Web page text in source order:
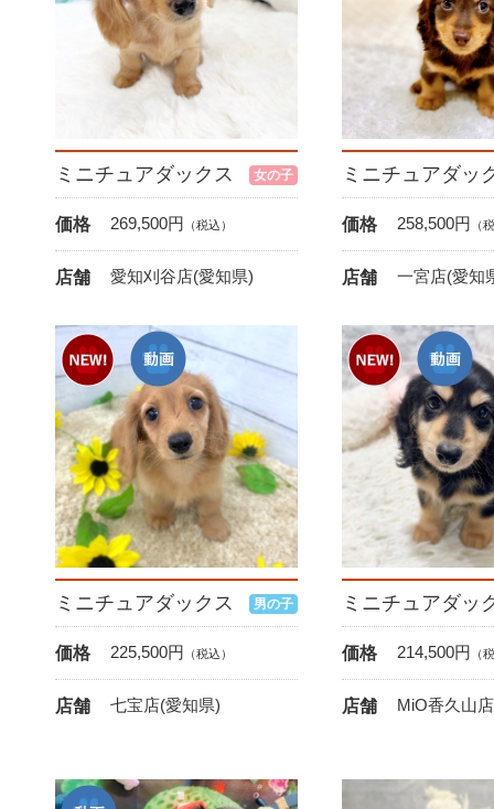
ミニチュアダックス 女の子
価格 269,500円 （税込）
店舗 愛知刈谷店(愛知県)
ミニチュアダッ
価格 258,500円 （
店舗 一宮店(愛知
ミニチュアダックス 男の子
価格 225,500円 （税込）
店舗 七宝店(愛知県)
ミニチュアダッ
価格 214,500円 （
店舗 MiO香久山